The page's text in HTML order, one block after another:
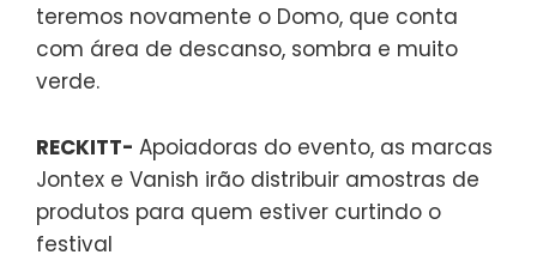
teremos novamente o Domo, que conta
com área de descanso, sombra e muito
verde.
RECKITT- Apoiadoras do evento, as marcas
Jontex e Vanish irão distribuir amostras de
produtos para quem estiver curtindo o
festival